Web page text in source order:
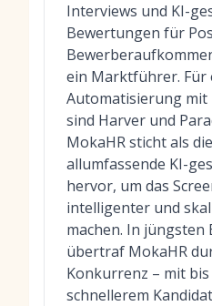
Interviews und KI-
Bewertungen für
ein Marktführer. Für
Automatisierung mit
sind Harver und
MokaHR sticht als
allumfassende KI-
hervor, um das
intelligenter und
machen. In jüngsten
übertraf MokaHR
Konkurrenz – mit bis
schnellerem